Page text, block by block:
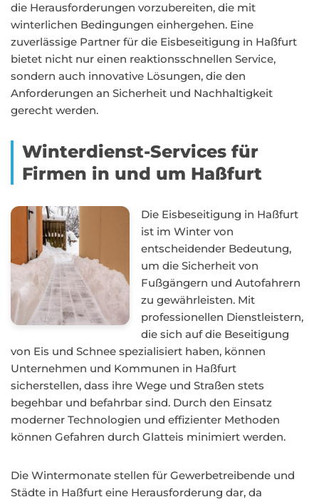
die Herausforderungen vorzubereiten, die mit
winterlichen Bedingungen einhergehen. Eine
zuverlässige Partner für die Eisbeseitigung in Haßfurt
bietet nicht nur einen reaktionsschnellen Service,
sondern auch innovative Lösungen, die den
Anforderungen an Sicherheit und Nachhaltigkeit
gerecht werden.
Winterdienst-Services für
Firmen in und um Haßfurt
Die Eisbeseitigung in Haßfurt
ist im Winter von
entscheidender Bedeutung,
um die Sicherheit von
Fußgängern und Autofahrern
zu gewährleisten. Mit
professionellen Dienstleistern,
die sich auf die Beseitigung
von Eis und Schnee spezialisiert haben, können
Unternehmen und Kommunen in Haßfurt
sicherstellen, dass ihre Wege und Straßen stets
begehbar und befahrbar sind. Durch den Einsatz
moderner Technologien und effizienter Methoden
können Gefahren durch Glatteis minimiert werden.
Die Wintermonate stellen für Gewerbetreibende und
Städte in Haßfurt eine Herausforderung dar, da